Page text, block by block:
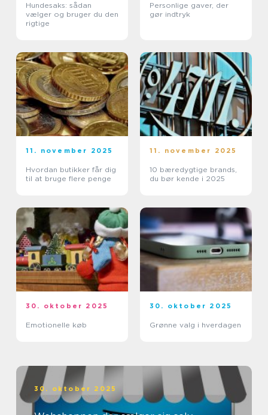
Hundesaks: sådan
vælger og bruger du den
rigtige
Personlige gaver, der
gør indtryk
11. november 2025
Hvordan butikker får dig
til at bruge flere penge
11. november 2025
10 bæredygtige brands,
du bør kende i 2025
30. oktober 2025
Emotionelle køb
30. oktober 2025
Grønne valg i hverdagen
30. oktober 2025